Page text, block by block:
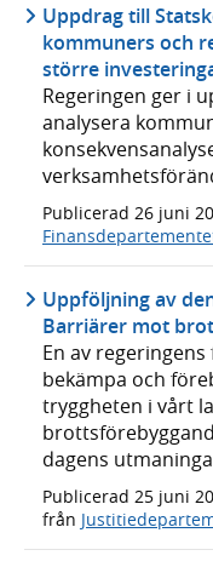
Uppdrag till
kommuners och
större
Regeringen ger i
analysera
Publicerad 26 juni
Uppföljning av
Barriärer mot
En av
bekämpa och
tryggheten i vårt
dagens
Publicerad 25 juni
från